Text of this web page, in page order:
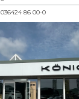
036424 86 00-0